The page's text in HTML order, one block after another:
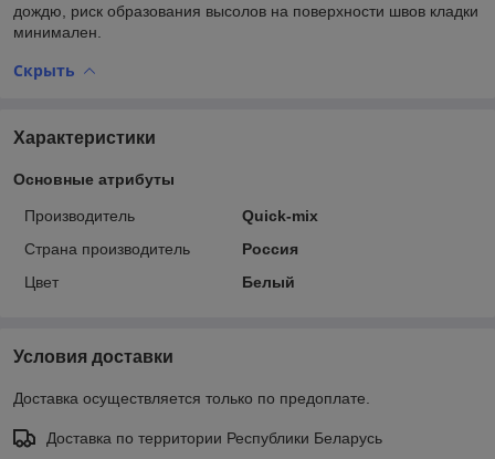
дождю, риск образования высолов на поверхности швов кладки
минимален.
Скрыть
Характеристики
Основные атрибуты
Производитель
Quick-mix
Страна производитель
Россия
Цвет
Белый
Условия доставки
Доставка осуществляется только по предоплате.
Доставка по территории Республики Беларусь